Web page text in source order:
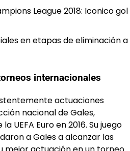
League 2018: Iconico gol
en etapas de eliminación a
internacionales
actuaciones
nacional de Gales,
UEFA Euro en 2016. Su juego
a Gales a alcanzar las